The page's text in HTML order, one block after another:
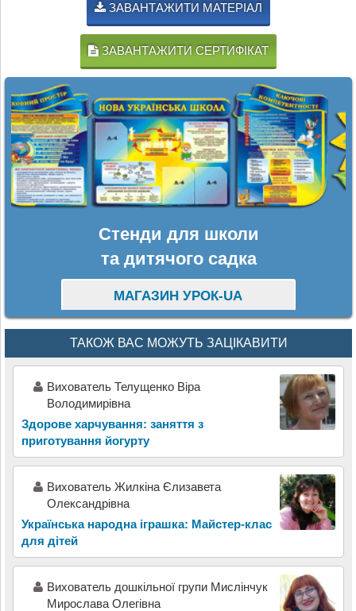
ЗАВАНТАЖИТИ МАТЕРІАЛ
ЗАВАНТАЖИТИ СЕРТИФІКАТ
Стенди для школи
та дитячого садка
МАГАЗИН УРОК-UA
ТАКОЖ ВАС МОЖУТЬ ЗАЦІКАВИТИ
Вихователь Телущенко Віра
Володимирівна
Здорове харчування: заняття з
приготування йогурту
Вихователь Жилкіна Єлизавета
Олександрівна
Українська народна іграшка: Майстер-клас
для дітей
Вихователь дошкільної групи Мислінчук
Мирослава Олегівна